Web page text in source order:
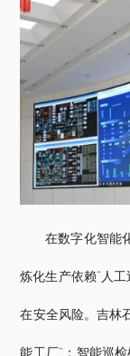
在数字化智能
炼化生产依赖“人
在安全风险。吉林
能工厂”：智能巡